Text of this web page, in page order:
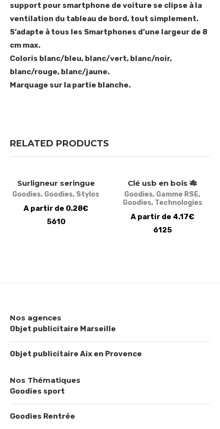
support pour smartphone de voiture se clipse à la
ventilation du tableau de bord, tout simplement.
S’adapte à tous les Smartphones d’une largeur de 8
cm max.
Coloris blanc/bleu, blanc/vert, blanc/noir,
blanc/rouge, blanc/jaune.
Marquage sur la partie blanche.
RELATED PRODUCTS
Surligneur seringue
Goodies, Goodies, Stylos
A partir de 0.28€
5610
Clé usb en bois 🎋
Goodies, Gamme RSE,
Goodies, Technologies
A partir de 4.17€
6125
Nos agences
Objet publicitaire Marseille
Objet publicitaire Aix en Provence
Nos Thématiques
Goodies sport
Goodies Rentrée